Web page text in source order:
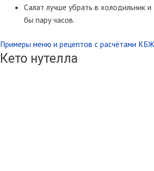
Салат лучше убрать в холодильник
бы пару часов.
Примеры меню и рецептов с расчётами
Кето нутелла